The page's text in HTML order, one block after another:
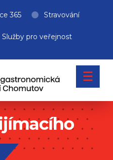
365 Stravování
Služby pro veřejnost
☰